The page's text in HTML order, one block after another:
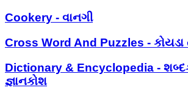
Cookery - વાનગી
Cross Word And Puzzles - કોયડા
Dictionary & Encyclopedia -
જ્ઞાનકોશ